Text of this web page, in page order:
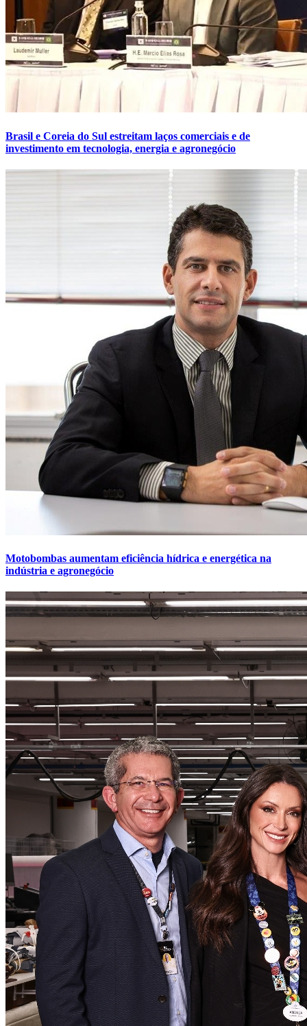
Brasil e Coreia do Sul estreitam laços comerciais e de
investimento em tecnologia, energia e agronegócio
Motobombas aumentam eficiência hídrica e energética na
indústria e agronegócio